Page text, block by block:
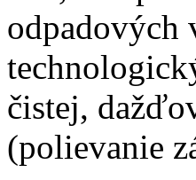
odpadových
čistej,
(polievanie